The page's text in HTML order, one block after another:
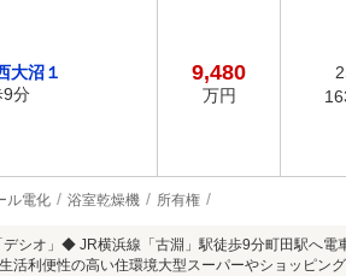
大沼１
9分
9,480
万円
ル電化 浴室乾燥機 所有権
シオ」◆ JR横浜線「古淵」駅徒歩9分町田駅へ
利便性の高い住環境大型スーパーやショッピン